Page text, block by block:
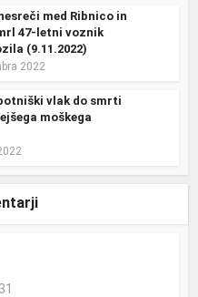
med Ribnico in
47-letni voznik
(9.11.2022)
2022
vlak do smrti
moškega